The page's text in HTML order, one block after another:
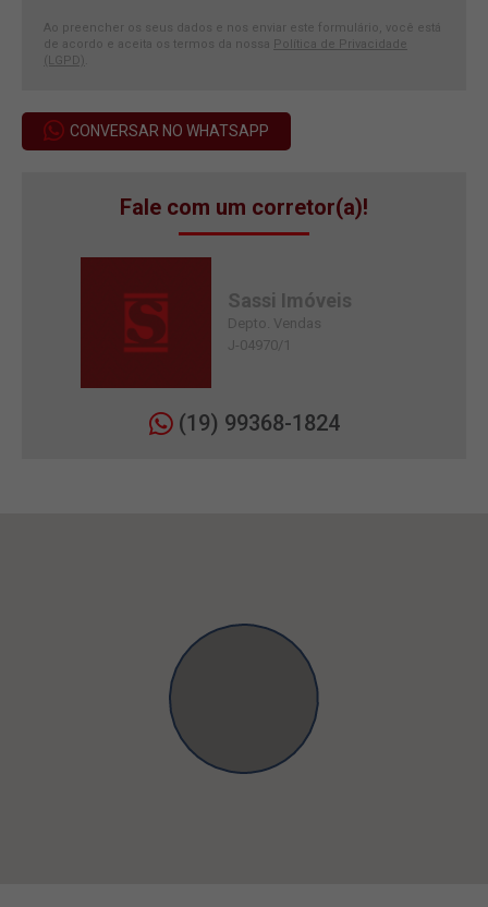
Ao preencher os seus dados e nos enviar este formulário, você está
de acordo e aceita os termos da nossa Política de Privacidade
(LGPD)
CONVERSAR NO WHATSAPP
Fale com um corretor(a)!
Sassi Imóveis
Depto. Vendas
J-04970/1
(19) 99368-1824